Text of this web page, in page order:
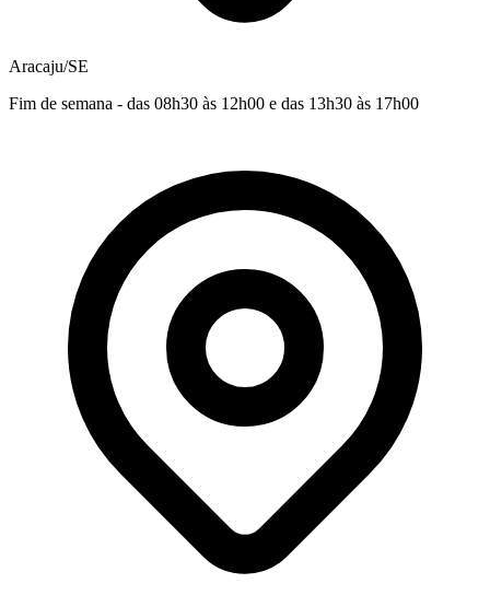
Aracaju/SE
Fim de semana - das 08h30 às 12h00 e das 13h30 às 17h00